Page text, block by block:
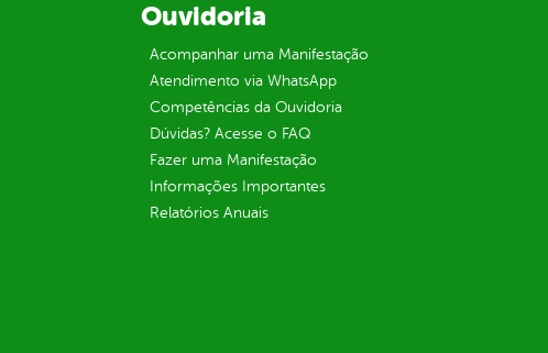
Ouvidoria
Acompanhar uma Manifestação
Atendimento via WhatsApp
Competências da Ouvidoria
Dúvidas? Acesse o FAQ
Fazer uma Manifestação
Informações Importantes
Relatórios Anuais